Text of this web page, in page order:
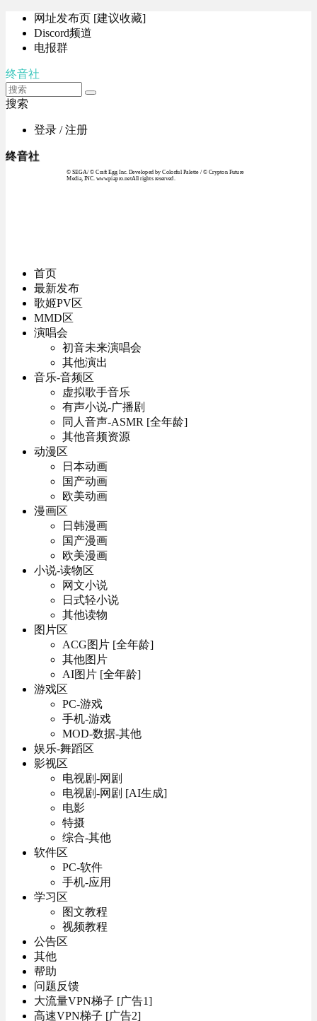
网址发布页 [建议收藏]
Discord频道
电报群
终音社
搜索
登录 / 注册
终音社
© SEGA / © Craft Egg Inc. Developed by Colorful Palette / © Crypton Future
Media, INC. www.piapro.netAll rights reserved.
首页
最新发布
歌姬PV区
MMD区
演唱会
初音未来演唱会
其他演出
音乐-音频区
虚拟歌手音乐
有声小说-广播剧
同人音声-ASMR [全年龄]
其他音频资源
动漫区
日本动画
国产动画
欧美动画
漫画区
日韩漫画
国产漫画
欧美漫画
小说-读物区
网文小说
日式轻小说
其他读物
图片区
ACG图片 [全年龄]
其他图片
AI图片 [全年龄]
游戏区
PC-游戏
手机-游戏
MOD-数据-其他
娱乐-舞蹈区
影视区
电视剧-网剧
电视剧-网剧 [AI生成]
电影
特摄
综合-其他
软件区
PC-软件
手机-应用
学习区
图文教程
视频教程
公告区
其他
帮助
问题反馈
大流量VPN梯子 [广告1]
高速VPN梯子 [广告2]